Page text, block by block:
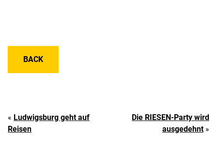
BACK
« Ludwigsburg geht auf
Reisen
Die RIESEN-Party wird
ausgedehnt»